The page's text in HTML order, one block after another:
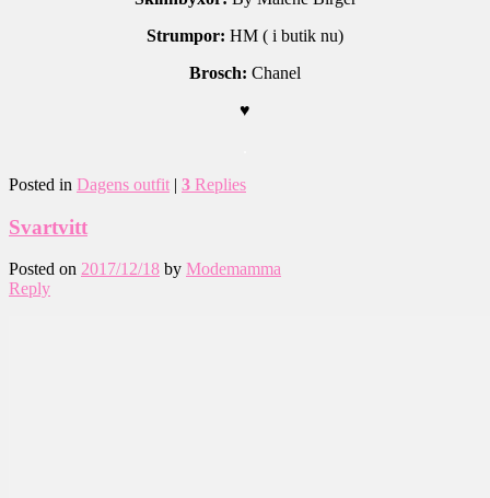
Strumpor: HM ( i butik nu)
Brosch: Chanel
♥
Posted in Dagens outfit | 3 Replies
Svartvitt
Posted on 2017/12/18 by Modemamma
Reply